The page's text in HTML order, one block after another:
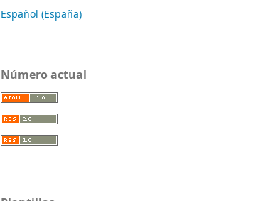
Español (España)
Número actual